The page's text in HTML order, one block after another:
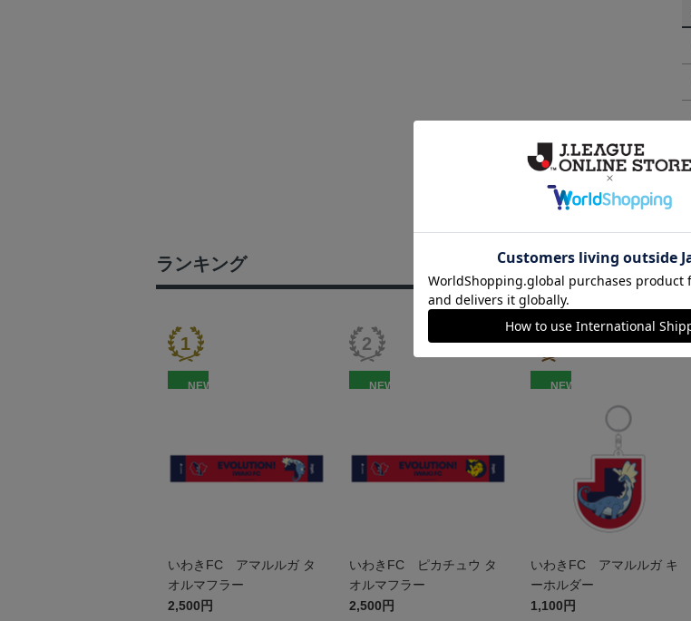
ランキング
NEW
いわきFC アマルルガ タ
オルマフラー
2,500円
NEW
いわきFC ピカチュウ タ
オルマフラー
2,500円
NEW
いわきFC アマルルガ キ
ーホルダー
1,100円